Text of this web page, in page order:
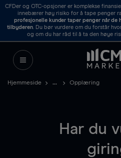
CFDer og OTC-opsjoner er komplekse
innebærer høy risiko for å tape penger
profesjonelle kunder taper penger når de
tilbyderen. Du bør vurdere om du forstår
og om du har råd til å ta den høye
Hjemmeside Opplæring
Har du